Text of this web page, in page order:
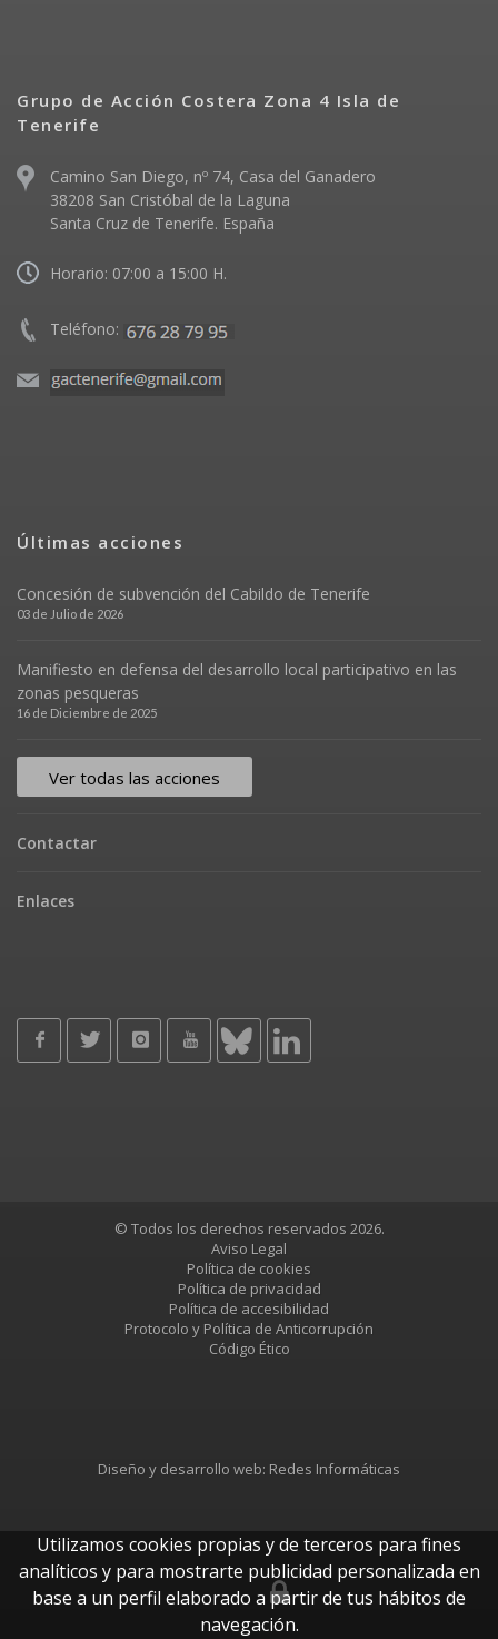
Grupo de Acción Costera Zona 4 Isla de
Tenerife
Camino San Diego, nº 74, Casa del Ganadero
38208 San Cristóbal de la Laguna
Santa Cruz de Tenerife. España
Horario: 07:00 a 15:00 H.
Teléfono:
Últimas acciones
Concesión de subvención del Cabildo de Tenerife
03 de Julio de 2026
Manifiesto en defensa del desarrollo local participativo en las
zonas pesqueras
16 de Diciembre de 2025
Ver todas las acciones
Contactar
Enlaces
© Todos los derechos reservados 2026.
Aviso Legal
Política de cookies
Política de privacidad
Política de accesibilidad
Protocolo y Política de Anticorrupción
Código Ético
Diseño y desarrollo web: Redes Informáticas
btUpdate
Utilizamos cookies propias y de terceros para fines
analíticos y para mostrarte publicidad personalizada en
base a un perfil elaborado a partir de tus hábitos de
navegación.